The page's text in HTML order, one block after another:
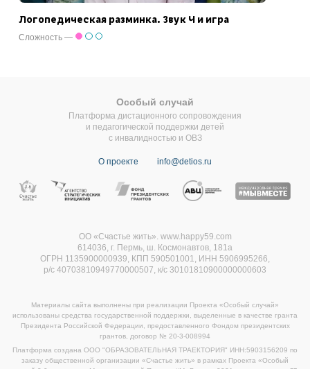
Логопедическая разминка. Звук Ч и игра
Сложность —
Особый случай
Платформа дистационного сопровождения
и педагогической поддержки детей
с инвалидностью и ОВЗ
О проекте info@detios.ru
ОО «Счастье жить». www.happy59.com
614036, г. Пермь, ш. Космонавтов, 181а
ОГРН 1135900000939, КПП 590501001, ИНН 5906995266,
р/с 40703810949770000507, к/с 30101810900000000603
Материалы сайта выполнены при реализации Проекта «Особый случай»
использованы средства государственной поддержки, выделенные в качестве гранта
Президента Российской Федерации, предоставленного Фондом президентских
грантов, договор № 20-3-008994
Платформа создана ООО "ОБРАЗОВАТЕЛЬНАЯ ТРАЕКТОРИЯ" ИНН:5903156209 по
заказу общественной организации «Счастье жить» в рамках Проекта «Особый